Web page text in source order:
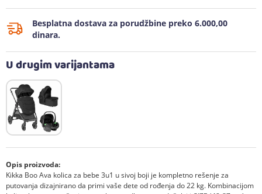
Besplatna dostava za porudžbine preko 6.000,00
dinara.
U drugim varijantama
Opis proizvoda:
Kikka Boo Ava kolica za bebe 3u1 u sivoj boji je kompletno rešenje za
putovanja dizajnirano da primi vaše dete od rođenja do 22 kg. Kombinacijom